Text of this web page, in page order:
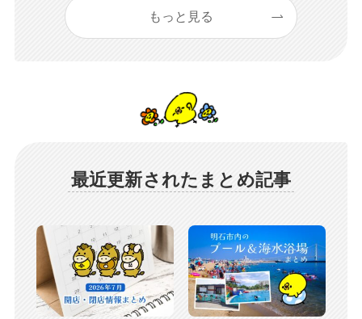
もっと見る
最近更新されたまとめ記事